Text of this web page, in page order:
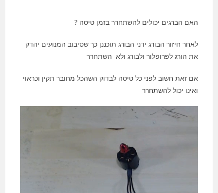
האם הברגים יכולים להשתחרר בזמן טיסה ?
לאחר חיזור הבורג ידני הבורג תוכננן כך שסיבוב המנועים יהדק
את הורג לפרופלור ולבורג ולא השתחרר
אם זאת חשוב לפני כל טיסה לבדוק השהכל מחובר תקין וכראוי
ואינו יכול להשתחרר